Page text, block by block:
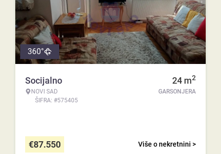
360°
Socijalno
NOVI SAD
ŠIFRA: #575405
24 m2
GARSONJERA
Više o nekretnini >
€87.550